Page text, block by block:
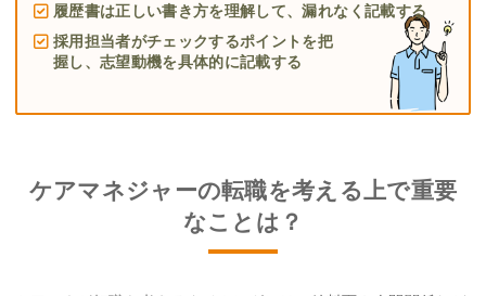
履歴書は正しい書き方を理解して、漏れなく記載する
採用担当者がチェックするポイントを把
握し、志望動機を具体的に記載する
ケアマネジャーの転職を考える上で重要
なことは？